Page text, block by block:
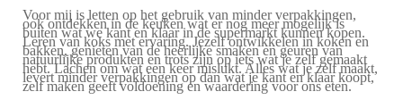
Voor mij is letten op het gebruik van minder verpakkingen,
ook ontdekken in de keuken wat er nog meer mogelijk is
buiten wat we kant en klaar in de supermarkt kunnen kopen.
Leren van koks met ervaring. Jezelf ontwikkelen in koken en
bakken, genieten van de heerlijke smaken en geuren van
natuurlijke produkten en trots zijn op iets wat je zelf gemaakt
hebt. Lachen om wat een keer mislukt. Alles wat je zelf maakt,
levert minder verpakkingen op dan wat je kant en klaar koopt,
zelf maken geeft voldoening en waardering voor ons eten.